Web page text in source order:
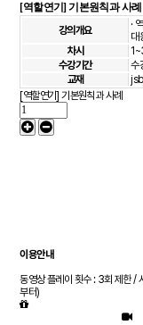
[역할연기] 기본원칙과 사례
강의개요
·
대
차시
수강기간
수
교재
[역할연기] 기본원칙과 사례
이용안내
동영상 플레이 횟수 : 3회 제한 /
부터)